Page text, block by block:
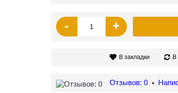
- +
В закладки В
Отзывов: 0 •